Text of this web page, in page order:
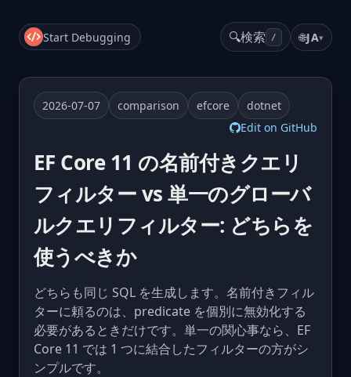
Start Debugging 🔍検索 / 🌐JA▾
2026-07-07 comparison efcore
dotnet
Edit on GitHub
EF Core 11 の名前付きクエリ
フィルター vs 単一のグローバ
ルクエリフィルター: どちらを
使うべきか
どちらも同じ SQL を生成します。名前付きフィル
ターに頼るのは、predicate を個別に無効化する
必要があるときだけです。単一の関心事なら、EF
Core 11 では 1 つに結合したフィルターの方がシ
ンプルです。